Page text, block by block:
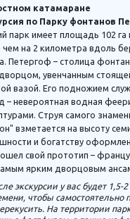
катамаране
по Парку фонтанов
парк имеет площадь 102 га
чем на 2 километра вдоль
Петергоф – столица
увенчанным
вазой. Его подножием
– невероятная водная
Струя самого
взметается на высоту
и богатству
свой прототип –
ярким дворцовым
экскурсии у вас будет 1,5-
чтобы самостоятельно
На территории